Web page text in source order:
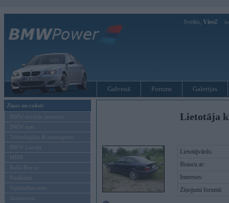
Sveiks, Viesi!
Galvenā Forums Galerijas
Ziņas un raksti
BMW modeļu jaunumi
BMW testi
Tehnoloģijas & sasniegumi
BMW Latvijā
MINI
Rolls-Royce
Pasākumi
Vadāmības tests
Autosports
Lietotāja
Lietotājvārds:
Braucu ar:
Intereses:
Ziņojumi forumā: